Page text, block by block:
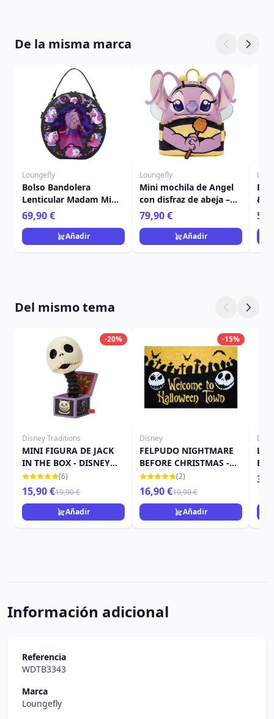
De la misma marca
Loungefly
Bolso Bandolera
Lenticular Madam Mim
- Disney Loungefly
Merlín el Encantador
69,90 €
Añadir
Loungefly
Mini mochila de Angel
con disfraz de abeja –
Disney Loungefly Lilo &
Stitch
79,90 €
Añadir
&
Del mismo tema
-20%
Disney Traditions
MINI FIGURA DE JACK
IN THE BOX - DISNEY
TRADITIONS
(6)
15,90 €19,90 €
Añadir
-15%
Disney
FELPUDO NIGHTMARE
BEFORE CHRISTMAS -
DISNEY (2)
16,90 €19,90 €
Añadir
Información adicional
Referencia
WDTB3343
Marca
Loungefly